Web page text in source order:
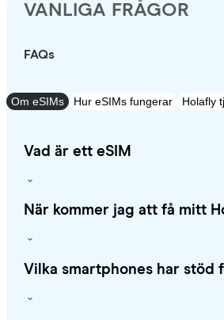
VANLIGA FRÅGOR
FAQs
Om eSIMs Hur eSIMs fungerar Holafly
Vad är ett eSIM
När kommer jag att få mitt
Vilka smartphones har stöd